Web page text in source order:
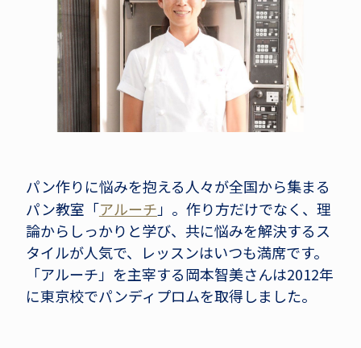
パン作りに悩みを抱える人々が全国から集まる
パン教室「アルーチ 」。作り方だけでなく、理
論からしっかりと学び、共に悩みを解決するス
タイルが人気で、レッスンはいつも満席です。
「アルーチ」を主宰する岡本智美さんは2012年
に東京校でパンディプロムを取得しました。